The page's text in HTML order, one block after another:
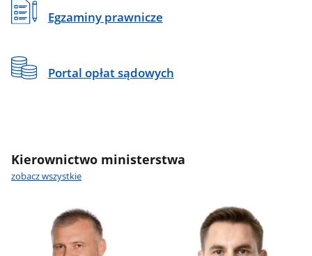
Egzaminy prawnicze
Portal opłat sądowych
Kierownictwo ministerstwa
zobacz wszystkie